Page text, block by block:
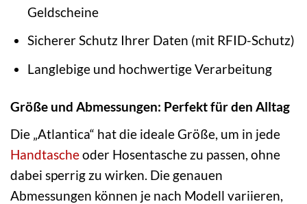
Geldscheine
Sicherer Schutz Ihrer Daten (mit RFID-Schutz)
Langlebige und hochwertige Verarbeitung
Größe und Abmessungen: Perfekt für den Alltag
Die „Atlantica“ hat die ideale Größe, um in jede
Handtascheoder Hosentasche zu passen, ohne
dabei sperrig zu wirken. Die genauen
Abmessungen können je nach Modell variieren,